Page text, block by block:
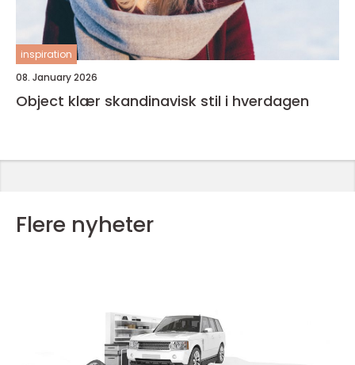
inspiration
08. January 2026
Object klær skandinavisk stil i hverdagen
Flere nyheter